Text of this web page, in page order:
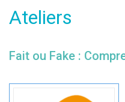
Ateliers
Fait ou Fake :